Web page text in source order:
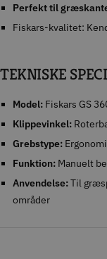
Perfekt til
Fiskars-kvalitet:
TEKNISKE
Model:Fiskars GS
Klippevinkel:
Grebstype:
Funktion:Manuelt
Anvendelse:Til
områder